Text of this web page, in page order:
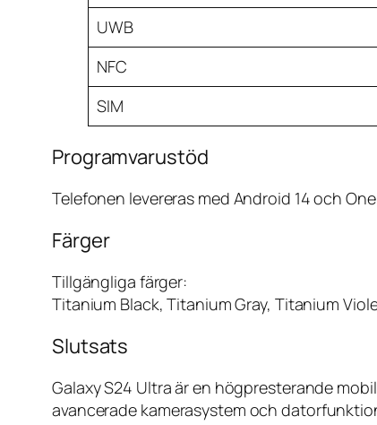
UWB
NFC
SIM
Programvarustöd
Telefonen levereras med Android 14 och
Färger
Tillgängliga färger:
Titanium Black, Titanium Gray, Titanium
Slutsats
Galaxy S24 Ultra är en högpresterande
avancerade kamerasystem och